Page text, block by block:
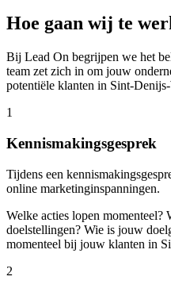
Hoe gaan wij te
Bij Lead On begrijpen we het
team zet zich in om jouw
potentiële klanten in Sint-
1
Kennismakingsgesprek
Tijdens een
online marketinginspanningen.
Welke acties lopen momenteel?
doelstellingen? Wie is jouw
momenteel bij jouw klanten in
2